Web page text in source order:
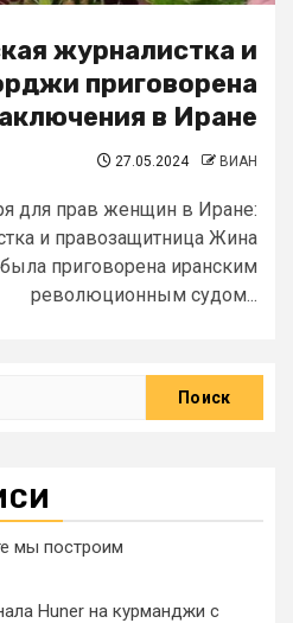
журналистка и
приговорена
в Иране
27.05.2024 ВИАН
для прав женщин в Иране:
и правозащитница Жина
приговорена иранским
революционным судом...
мы построим
Huner на курманджи с